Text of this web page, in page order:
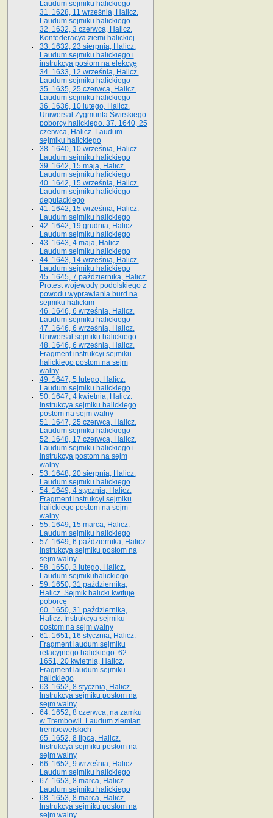
Laudum sejmiku halickiego
31. 1628, 11 września, Halicz.
Laudum sejmiku halickiego
32. 1632, 3 czerwca, Halicz.
Konfederacya ziemi halickiej
33. 1632, 23 sierpnia, Halicz.
Laudum sejmiku halickiego i
instrukcya posłom na elekcyę
34. 1633, 12 września, Halicz.
Laudum sejmiku halickiego
35. 1635, 25 czerwca, Halicz.
Laudum sejmiku halickiego
36. 1636, 10 lutego, Halicz.
Uniwersał Zygmunta Świrskiego
poborcy halickiego. 37. 1640, 25
czerwca, Halicz. Laudum
sejmiku halickiego
38. 1640, 10 września, Halicz.
Laudum sejmiku halickiego
39. 1642, 15 maja, Halicz.
Laudum sejmiku halickiego
40. 1642, 15 września, Halicz.
Laudum sejmiku halickiego
deputackiego
41. 1642, 15 września, Halicz.
Laudum sejmiku halickiego
42. 1642, 19 grudnia, Halicz.
Laudum sejmiku halickiego
43. 1643, 4 maja, Halicz.
Laudum sejmiku halickiego
44. 1643, 14 września, Halicz.
Laudum sejmiku halickiego
45. 1645, 7 października, Halicz.
Protest wojewody podolskiego z
powodu wyprawiania burd na
sejmiku halickim
46. 1646, 6 września, Halicz.
Laudum sejmiku halickiego
47. 1646, 6 września, Halicz.
Uniwersał sejmiku halickiego
48. 1646, 6 września, Halicz.
Fragment instrukcyi sejmiku
halickiego postom na sejm
walny
49. 1647, 5 lutego, Halicz.
Laudum sejmiku halickiego
50. 1647, 4 kwietnia, Halicz.
Instrukcya sejmiku halickiego
postom na sejm walny
51. 1647, 25 czerwca, Halicz.
Laudum sejmiku halickiego
52. 1648, 17 czerwca, Halicz.
Laudum sejmiku halickiego i
instrukcya postom na sejm
walny
53. 1648, 20 sierpnia, Halicz.
Laudum sejmiku halickiego
54. 1649, 4 stycznia, Halicz.
Fragment instrukcyi sejmiku
halickiego postom na sejm
walny
55. 1649, 15 marca, Halicz.
Laudum sejmiku halickiego
57. 1649, 6 października, Halicz.
Instrukcya sejmiku postom na
sejm walny
58. 1650, 3 lutego, Halicz.
Laudum sejmikuhalickiego
59. 1650, 31 października,
Halicz. Sejmik halicki kwituje
poborcę
60. 1650, 31 października,
Halicz. Instrukcya sejmiku
postom na sejm walny
61. 1651, 16 stycznia, Halicz.
Fragment laudum sejmiku
relacyjnego halickiego. 62.
1651, 20 kwietnia, Halicz.
Fragment laudum sejmiku
halickiego
63. 1652, 8 stycznia, Halicz.
Instrukcya sejmiku postom na
sejm walny
64. 1652, 8 czerwca, na zamku
w Trembowli. Laudum ziemian
trembowelskich
65. 1652, 8 lipca, Halicz.
Instrukcya sejmiku posłom na
sejm walny
66. 1652, 9 września, Halicz.
Laudum sejmiku halickiego
67. 1653, 8 marca, Halicz.
Laudum sejmiku halickiego
68. 1653, 8 marca, Halicz.
Instrukcya sejmiku posłom na
sejm walny